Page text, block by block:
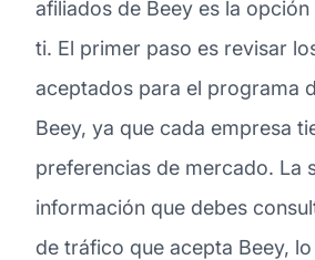
afiliados de Beey es la
ti. El primer paso es revisar
aceptados para el programa
Beey, ya que cada empresa
preferencias de mercado. La
información que debes
de tráfico que acepta Beey,